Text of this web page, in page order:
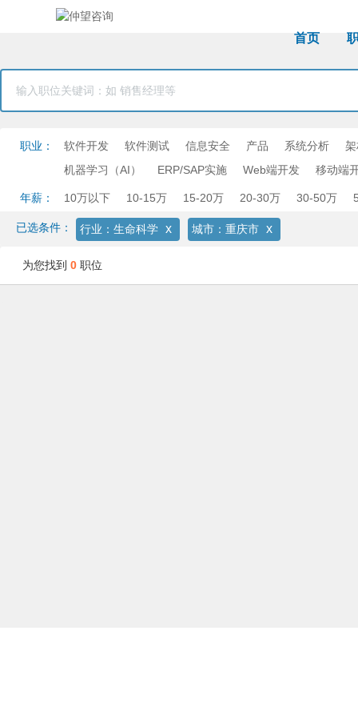
首页
职业： 软件开发 软件测试 信息安全 产品 系统分析
机器学习（AI）
ERP/SAP实施 Web端开发 移动端
年薪： 10万以下 10-15万 15-20万 20-30万 30-50万
已选条件： 行业：生命科学 x 城市：重庆市 x
为您找到 0 职位